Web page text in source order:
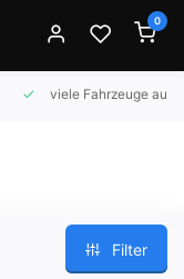
0
viele Fahrzeuge auf
Filter